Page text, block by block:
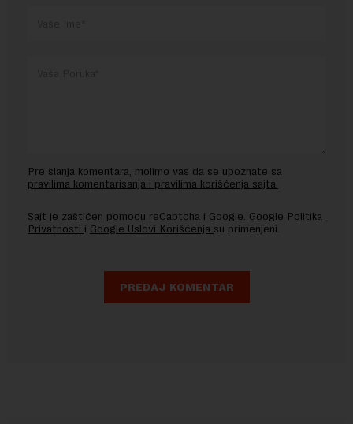
Pre slanja komentara, molimo vas da se upoznate sa
pravilima komentarisanja i pravilima korišćenja sajta.
Sajt je zaštićen pomocu reCaptcha i Google. Google Politika
Privatnosti i Google Uslovi Korišćenja su primenjeni.